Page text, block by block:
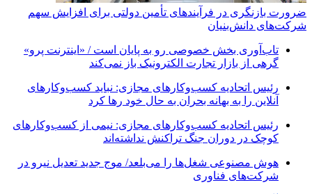
ضرورت بازنگری در فرآیندهای تأمین دولتی برای افزایش سهم
شرکت‌های دانش‌بنیان
تاب‌آوری بخش خصوصی رو به پایان است / «اینترنت پرو»
گرهی از بازار تجارت الکترونیک باز نمی‌کند
رئیس اتحادیه کسب‌وکارهای مجازی: نباید کسب‌وکارهای
آنلاین را به بهانه بحران به حال خود رها کرد
رئیس اتحادیه کسب‌وکارهای مجازی: نیمی از کسب‌وکارهای
کوچک در دوران جنگ‌ تراکنش نداشته‌اند
هوش مصنوعی شغل‌ها را می‌بلعد/ موج جدید تعدیل نیرو در
شرکت‌های فناوری